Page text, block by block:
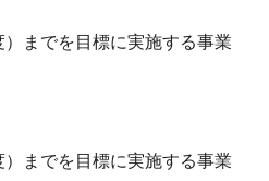
までを目標に実施する事業
までを目標に実施する事業